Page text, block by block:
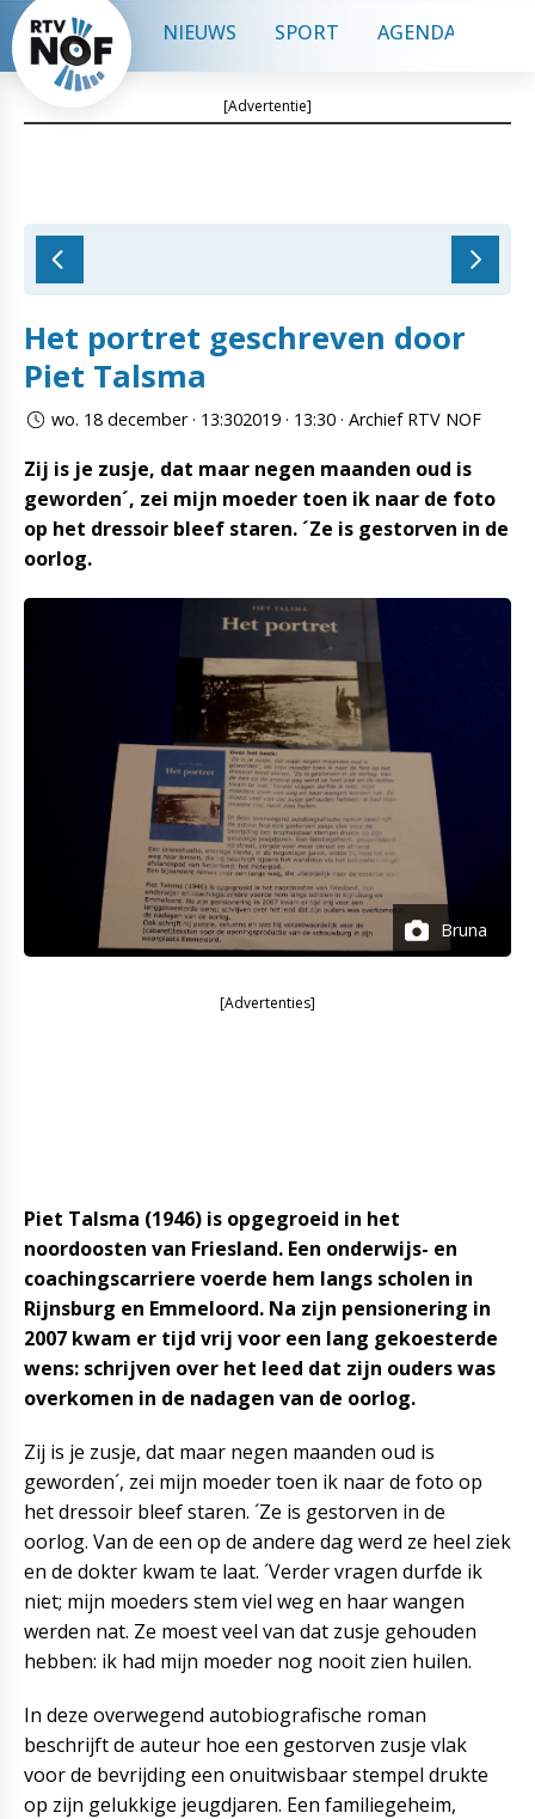
NIEUWS SPORT AGENDA
[Advertentie]
Het portret geschreven door
Piet Talsma
wo. 18 december · 13:302019 · 13:30 · Archief RTV NOF
Zij is je zusje, dat maar negen maanden oud is
geworden´, zei mijn moeder toen ik naar de foto
op het dressoir bleef staren. ´Ze is gestorven in de
oorlog.
Bruna
[Advertenties]
Piet Talsma (1946) is opgegroeid in het
noordoosten van Friesland. Een onderwijs- en
coachingscarriere voerde hem langs scholen in
Rijnsburg en Emmeloord. Na zijn pensionering in
2007 kwam er tijd vrij voor een lang gekoesterde
wens: schrijven over het leed dat zijn ouders was
overkomen in de nadagen van de oorlog.
Zij is je zusje, dat maar negen maanden oud is
geworden´, zei mijn moeder toen ik naar de foto op
het dressoir bleef staren. ´Ze is gestorven in de
oorlog. Van de een op de andere dag werd ze heel ziek
en de dokter kwam te laat. ´Verder vragen durfde ik
niet; mijn moeders stem viel weg en haar wangen
werden nat. Ze moest veel van dat zusje gehouden
hebben: ik had mijn moeder nog nooit zien huilen.
In deze overwegend autobiografische roman
beschrijft de auteur hoe een gestorven zusje vlak
voor de bevrijding een onuitwisbaar stempel drukte
op zijn gelukkige jeugdjaren. Een familiegeheim,